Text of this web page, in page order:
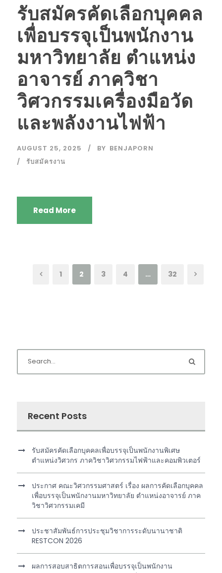
รับสมัครคัดเลือกบุคคล
เพื่อบรรจุเป็นพนักงาน
มหาวิทยาลัย ตำแหน่ง
อาจารย์ ภาควิชา
วิศวกรรมเครื่องมือวัด
และพลังงานไฟฟ้า
AUGUST 25, 2025 BY BENJAPORN
รับสมัครงาน
Read More
1 2 3 4 … 32
Recent Posts
รับสมัครคัดเลือกบุคคลเพื่อบรรจุเป็นพนักงานพิเศษ
ตำแหน่งวิศวกร ภาควิชาวิศวกรรมไฟฟ้าและคอมพิวเตอร์
ประกาศ คณะวิศวกรรมศาสตร์ เรื่อง ผลการคัดเลือกบุคคล
เพื่อบรรจุเป็นพนักงานมหาวิทยาลัย ตำแหน่งอาจารย์ ภาค
วิชาวิศวกรรมเคมี
ประชาสัมพันธ์การประชุมวิชาการระดับนานาชาติ
RESTCON 2026
ผลการสอบสาธิตการสอนเพื่อบรรจุเป็นพนักงาน